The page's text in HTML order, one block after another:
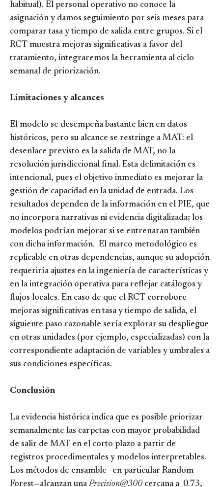
habitual). El personal operativo no conoce la
asignación y damos seguimiento por seis meses para
comparar tasa y tiempo de salida entre grupos. Si el
RCT muestra mejoras significativas a favor del
tratamiento, integraremos la herramienta al ciclo
semanal de priorización.
Limitaciones y alcances
El modelo se desempeña bastante bien en datos
históricos, pero su alcance se restringe a MAT: el
desenlace previsto es la salida de MAT, no la
resolución jurisdiccional final. Esta delimitación es
intencional, pues el objetivo inmediato es mejorar la
gestión de capacidad en la unidad de entrada. Los
resultados dependen de la información en el PIE, que
no incorpora narrativas ni evidencia digitalizada; los
modelos podrían mejorar si se entrenaran también
con dicha información. El marco metodológico es
replicable en otras dependencias, aunque su adopción
requeriría ajustes en la ingeniería de características y
en la integración operativa para reflejar catálogos y
flujos locales. En caso de que el RCT corrobore
mejoras significativas en tasa y tiempo de salida, el
siguiente paso razonable sería explorar su despliegue
en otras unidades (por ejemplo, especializadas) con la
correspondiente adaptación de variables y umbrales a
sus condiciones específicas.
Conclusión
La evidencia histórica indica que es posible priorizar
semanalmente las carpetas con mayor probabilidad
de salir de MAT en el corto plazo a partir de
registros procedimentales y modelos interpretables.
Los métodos de ensamble—en particular Random
Forest—alcanzan unaPrecision@300 cercana a 0.73,